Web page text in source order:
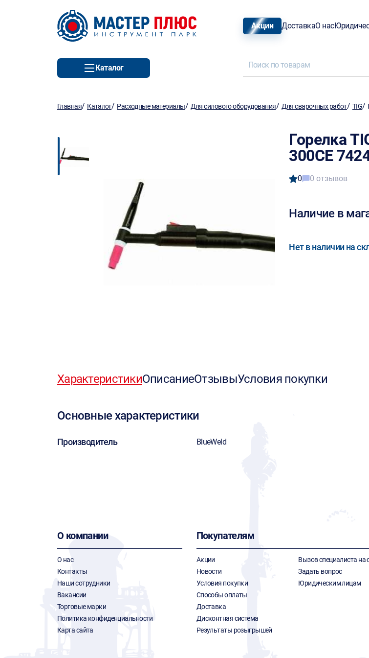
Акции ДоставкаО нас
Каталог
Главная/ Каталог/ Расходные материалы/ Для силового оборудования/ Для сварочных работ/ TIG/
Горелка
300CE
0 0 отзывов
Наличие в
Нет в наличии на
ХарактеристикиОписаниеОтзывыУсловия покупки
Основные характеристики
Производитель BlueWeld
О компании
О нас
Контакты
Наши сотрудники
Вакансии
Торговые марки
Политика конфиденциальности
Карта сайта
Покупателям
Акции
Новости
Условия покупки
Способы оплаты
Доставка
Дисконтная система
Результаты розыгрышей
Вызов специалиста на
Задать вопрос
Юридическим лицам